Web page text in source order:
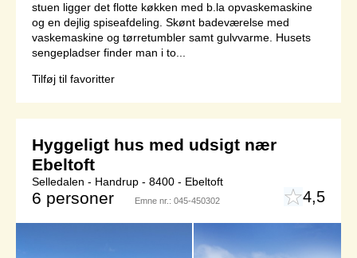
stuen ligger det flotte køkken med b.la opvaskemaskine
og en dejlig spiseafdeling. Skønt badeværelse med
vaskemaskine og tørretumbler samt gulvvarme. Husets
sengepladser finder man i to...
Tilføj til favoritter
Hyggeligt hus med udsigt nær
Ebeltoft
Selledalen - Handrup - 8400 - Ebeltoft
6 personer Emne nr.: 045-450302 4,5